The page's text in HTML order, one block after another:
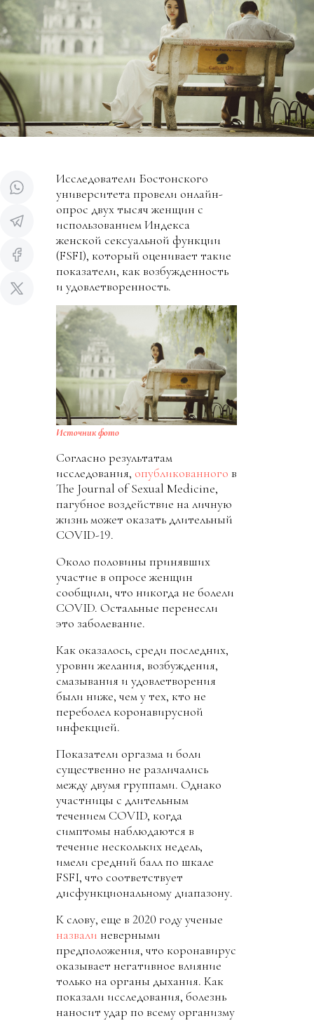
Исследователи Бостонского
университета провели онлайн-
опрос двух тысяч женщин с
использованием Индекса
женской сексуальной функции
(FSFI), который оценивает такие
показатели, как возбужденность
и удовлетворенность.
Источник фото
Согласно результатам
исследования, опубликованного в
The Journal of Sexual Medicine,
пагубное воздействие на личную
жизнь может оказать длительный
COVID-19.
Около половины принявших
участие в опросе женщин
сообщили, что никогда не болели
COVID. Остальные перенесли
это заболевание.
Как оказалось, среди последних,
уровни желания, возбуждения,
смазывания и удовлетворения
были ниже, чем у тех, кто не
переболел коронавирусной
инфекцией.
Показатели оргазма и боли
существенно не различались
между двумя группами. Однако
участницы с длительным
течением COVID, когда
симптомы наблюдаются в
течение нескольких недель,
имели средний балл по шкале
FSFI, что соответствует
дисфункциональному диапазону.
К слову, еще в 2020 году ученые
назвали неверными
предположения, что коронавирус
оказывает негативное влияние
только на органы дыхания. Как
показали исследования, болезнь
наносит удар по всему организму